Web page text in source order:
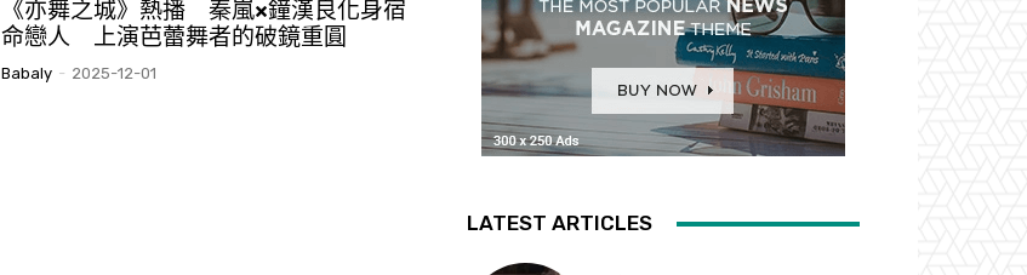
《亦舞之城》熱播 秦嵐×鐘漢良化身宿
命戀人 上演芭蕾舞者的破鏡重圓
Babaly - 2025-12-01
LATEST ARTICLES